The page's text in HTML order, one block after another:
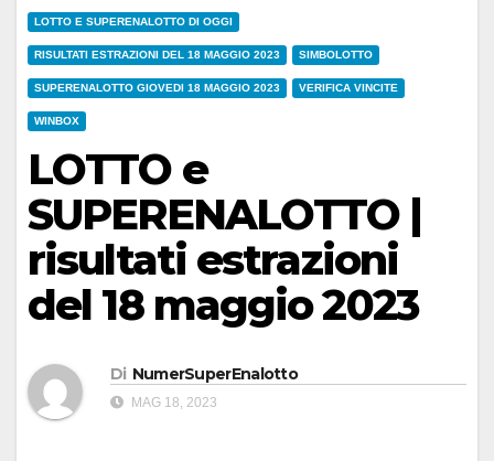
LOTTO E SUPERENALOTTO DI OGGI
RISULTATI ESTRAZIONI DEL 18 MAGGIO 2023 SIMBOLOTTO
SUPERENALOTTO GIOVEDI 18 MAGGIO 2023 VERIFICA VINCITE
WINBOX
LOTTO e
SUPERENALOTTO |
risultati estrazioni
del 18 maggio 2023
Di NumerSuperEnalotto
MAG 18, 2023